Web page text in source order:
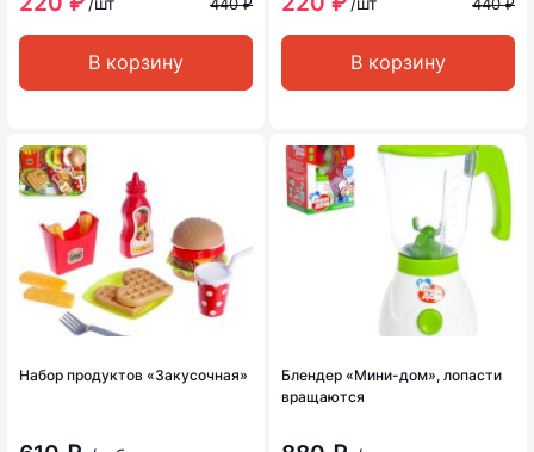
В корзину В корзину
Набор продуктов «Закусочная»
Блендер «Мини-дом», лопасти
вращаются